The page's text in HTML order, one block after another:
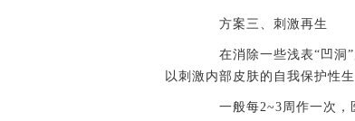
方案三、刺激再生
在消除一些浅表“凹洞”
以刺激内部皮肤的自我保护性
一般每2~3周作一次，医